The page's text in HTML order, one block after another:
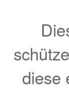
diese